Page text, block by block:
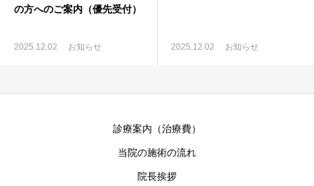
の方へのご案内（優先受付）
2025.12.02 お知らせ 2025.12.02 お知らせ
診療案内（治療費）
当院の施術の流れ
院長挨拶